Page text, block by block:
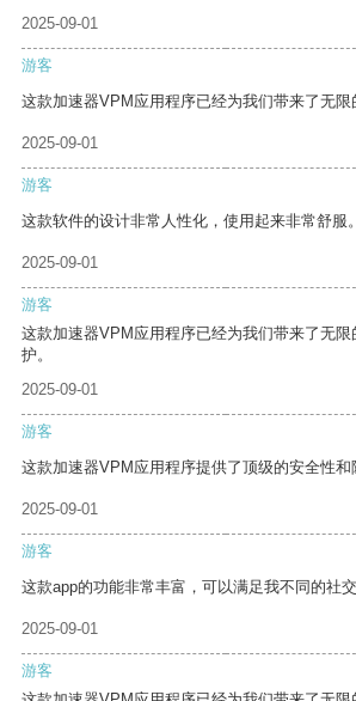
2025-09-01
游客
这款加速器VPM应用程序已经为我们带来了无限
2025-09-01
游客
这款软件的设计非常人性化，使用起来非常舒服。
2025-09-01
游客
这款加速器VPM应用程序已经为我们带来了无
护。
2025-09-01
游客
这款加速器VPM应用程序提供了顶级的安全性和
2025-09-01
游客
这款app的功能非常丰富，可以满足我不同的社交
2025-09-01
游客